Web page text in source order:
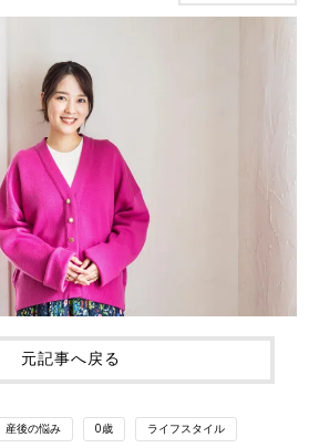
元記事へ戻る
産後の悩み 0歳 ライフスタイル